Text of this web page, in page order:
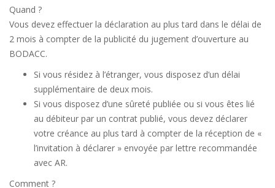
Quand ?
Vous devez effectuer la déclaration au plus tard dans le délai de
2 mois à compter de la publicité du jugement d’ouverture au
BODACC.
Si vous résidez à l’étranger, vous disposez d’un délai
supplémentaire de deux mois.
Si vous disposez d’une sûreté publiée ou si vous êtes lié
au débiteur par un contrat publié, vous devez déclarer
votre créance au plus tard à compter de la réception de «
l’invitation à déclarer » envoyée par lettre recommandée
avec AR.
Comment ?